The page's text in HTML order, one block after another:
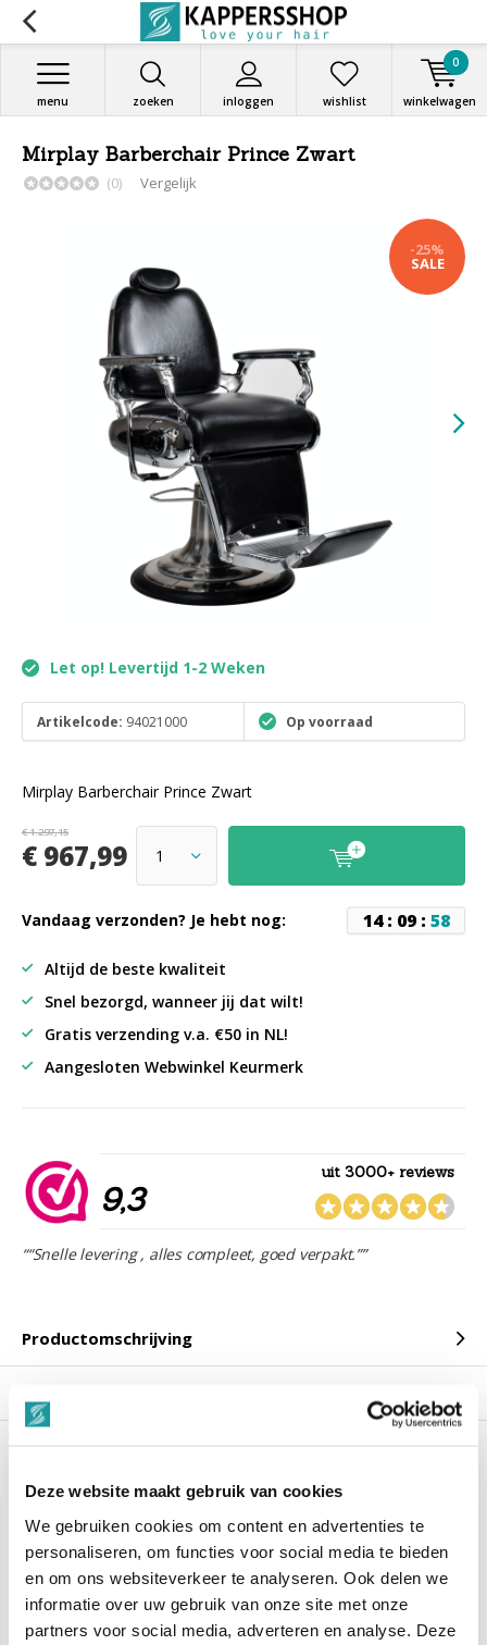
Deze website maakt gebruik van cookies
We gebruiken cookies om content en advertenties te
personaliseren, om functies voor social media te bieden
en om ons websiteverkeer te analyseren. Ook delen we
informatie over uw gebruik van onze site met onze
partners voor social media, adverteren en analyse. Deze
zoeken inloggen
menu wishlist winkelwagen
0
Mirplay Barberchair Prince Zwart
(0) Vergelijk
-25%
SALE
Let op! Levertijd 1-2 Weken
Artikelcode: 94021000 Op voorraad
Mirplay Barberchair Prince Zwart
€ 1.297,15
€ 967,99
Vandaag verzonden? Je hebt nog: 14: 09: 58
Altijd de beste kwaliteit
Snel bezorgd, wanneer jij dat wilt!
Gratis verzending v.a. €50 in NL!
Aangesloten Webwinkel Keurmerk
9,3
uit 3000+ reviews
““Snelle levering , alles compleet, goed verpakt.””
Productomschrijving